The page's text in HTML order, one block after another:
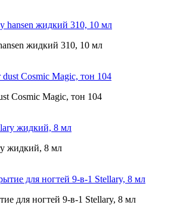
жидкий 310, 10 мл
Cosmic Magic, тон 104
жидкий, 8 мл
для ногтей 9-в-1 Stellary, 8 мл